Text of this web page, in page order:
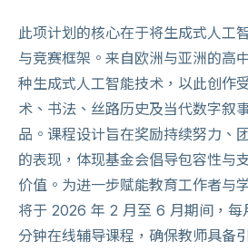
此项计划的核心在于将生成式人工
与竞赛框架。来自欧洲与亚洲的高
种生成式人工智能技术，以此创作
术、书法、丝路历史及当代数字叙
品。课程设计旨在奖励持续努力、
的表现，体现基金会倡导包容性与
价值。为进一步赋能教育工作者与
将于 2026 年 2 月至 6 月期间，每
分钟在线辅导课程，确保教师具备